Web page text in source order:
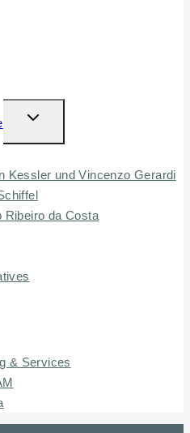
TOGGLE
CHILD
Kessler und Vincenzo Gerardi
Ribeiro da Costa
& Services